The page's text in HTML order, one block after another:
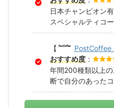
日本チャンピオン
スペシャルティコ
【 PostCoffee
おすすめ度 ：
年間200種類以上
断で自分のあった